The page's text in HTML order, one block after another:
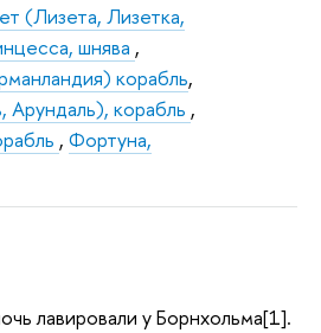
(Лизета, Лизетка,
шнява ,
корабль,
корабль ,
, Фортуна,
лавировали у Борнхольма[1].